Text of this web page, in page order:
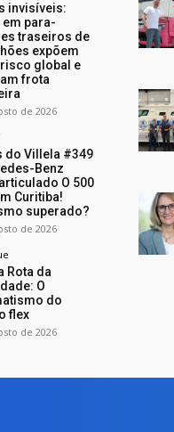
invisíveis:
para-
traseiros de
expõem
global e
frota
de 2026
do Villela #349
Benz
O 500
Curitiba!
superado?
de 2026
Rota da
O
do
flex
de 2026